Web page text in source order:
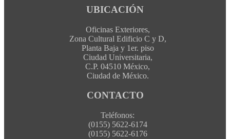
UBICACIÓN
Oficinas Exteriores,
Zona Cultural Edificio C y D,
Planta Baja y 1er. piso
Ciudad Universitaria,
C.P. 04510 México,
Ciudad de México.
CONTACTO
Teléfonos:
(0155) 5622-6174
(0155) 5622-6176